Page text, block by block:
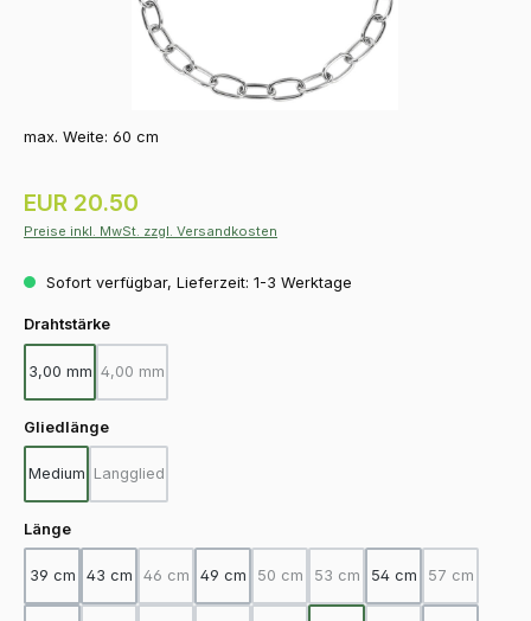
max. Weite: 60 cm
Regulärer Preis:
EUR 20.50
Preise inkl. MwSt. zzgl. Versandkosten
Sofort verfügbar, Lieferzeit: 1-3 Werktage
Drahtstärkeauswählen
3,00 mm 4,00 mm
(Diese Option ist zurzeit nicht verfügbar.)
Gliedlängeauswählen
Medium Langglied
(Diese Option ist zurzeit nicht verfügbar.)
Längeauswählen
39 cm 43 cm 46 cm
(Diese Option ist zurzeit nicht verfügbar.)
49 cm 50 cm
(Diese Option ist zurzeit nicht
53 cm
(Diese Option ist zurzeit
54 cm 57 cm
(Diese